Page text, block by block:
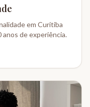
em Curitiba
anos de experiência.